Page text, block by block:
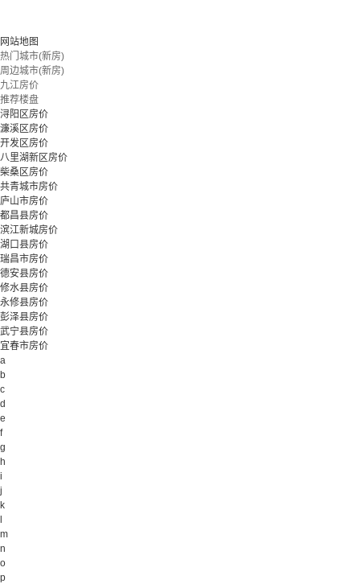
网站地图
热门城市(新房)
周边城市(新房)
九江房价
推荐楼盘
浔阳区房价
濂溪区房价
开发区房价
八里湖新区房价
柴桑区房价
共青城市房价
庐山市房价
都昌县房价
滨江新城房价
湖口县房价
瑞昌市房价
德安县房价
修水县房价
永修县房价
彭泽县房价
武宁县房价
宜春市房价
a
b
c
d
e
f
g
h
i
j
k
m
n
o
p